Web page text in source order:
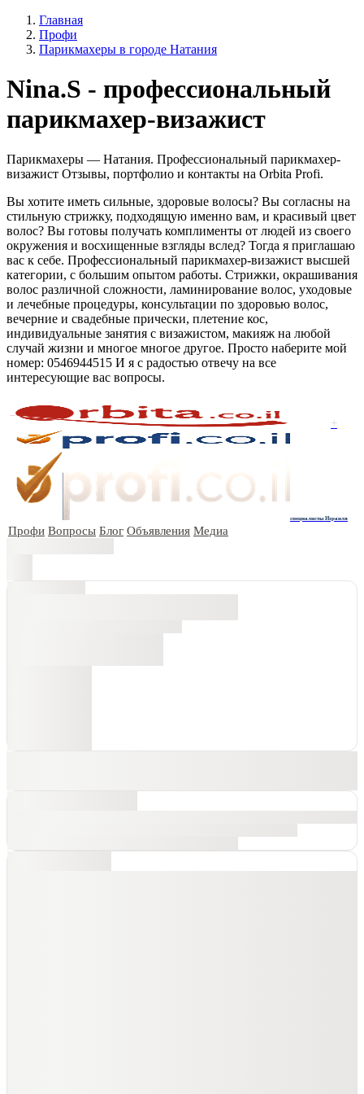
Главная
Профи
Парикмахеры в городе Натания
Nina.S - профессиональный
парикмахер-визажист
Парикмахеры — Натания. Профессиональный парикмахер-
визажист Отзывы, портфолио и контакты на Orbita Profi.
Вы хотите иметь сильные, здоровые волосы? Вы согласны на
стильную стрижку, подходящую именно вам, и красивый цвет
волос? Вы готовы получать комплименты от людей из своего
окружения и восхищенные взгляды вслед? Тогда я приглашаю
вас к себе. Профессиональный парикмахер-визажист высшей
категории, с большим опытом работы. Стрижки, окрашивания
волос различной сложности, ламинирование волос, уходовые
и лечебные процедуры, консультации по здоровью волос,
вечерние и свадебные прически, плетение кос,
индивидуальные занятия с визажистом, макияж на любой
случай жизни и многое многое другое. Просто наберите мой
номер: 0546944515 И я с радостью отвечу на все
интересующие вас вопросы.
+
специалисты Израиля
Профи Вопросы Блог Объявления Медиа